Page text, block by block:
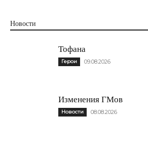
Новости
Тофана
Герои 09.08.2026
Изменения ГМов
Новости 08.08.2026